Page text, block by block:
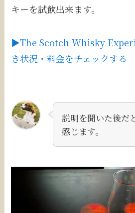
キーを試飲出来ます。
▶The Scotch Whisky
き状況・料金をチェックする
説明を聞いた後だ
感じます。